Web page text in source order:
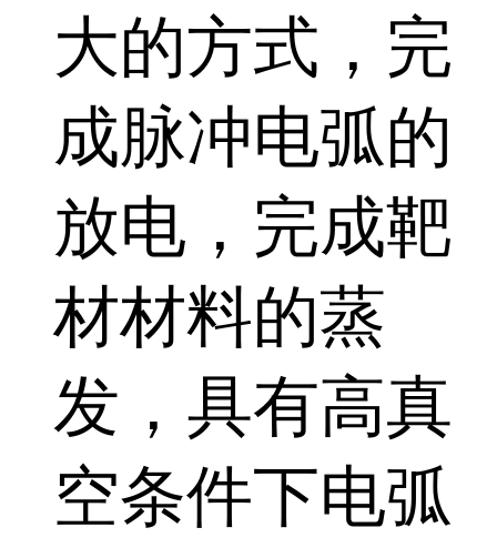
大的方式，完
成脉冲电弧的
放电，完成靶
材材料的蒸
发，具有高真
空条件下电弧